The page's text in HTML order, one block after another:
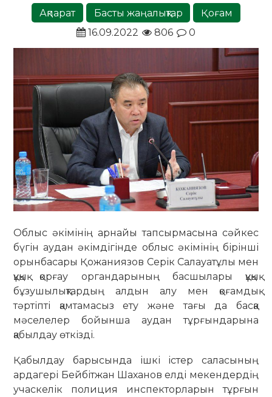
Ақпарат Басты жаңалықтар
Қоғам
16.09.2022
806 0
Облыс әкімінің арнайы тапсырмасына сәйкес
бүгін аудан әкімдігінде облыс әкімінің бірінші
орынбасары Қожаниязов Серік Салауатұлы мен
құқық қорғау органдарының басшылары құқық
бұзушылықтардың алдын алу мен қоғамдық
тәртіпті қамтамасыз ету және тағы да басқа
мәселелер бойынша аудан тұрғындарына
қабылдау өткізді.
Қабылдау барысында ішкі істер саласының
ардагері Бейбітжан Шаханов елді мекендердің
учаскелік полиция инспекторларын тұрғын